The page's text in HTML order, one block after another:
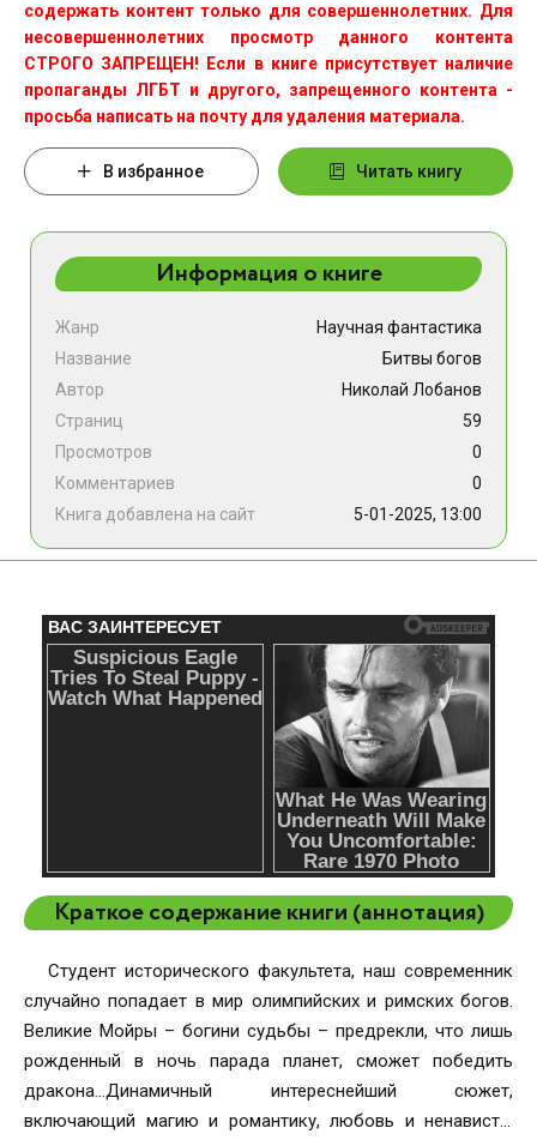
содержать контент только для совершеннолетних. Для
несовершеннолетних просмотр данного контента
СТРОГО ЗАПРЕЩЕН! Если в книге присутствует наличие
пропаганды ЛГБТ и другого, запрещенного контента -
просьба написать на почту для удаления материала.
В избранное Читать книгу
Информация о книге
Жанр
Научная фантастика
Название
Битвы богов
Автор
Николай Лобанов
Страниц
59
Просмотров
0
Комментариев
0
Книга добавлена на сайт
5-01-2025, 13:00
Краткое содержание книги (аннотация)
Студент исторического факультета, наш современник
случайно попадает в мир олимпийских и римских богов.
Великие Мойры – богини судьбы – предрекли, что лишь
рожденный в ночь парада планет, сможет победить
дракона…Динамичный интереснейший сюжет,
включающий магию и романтику, любовь и ненависть,